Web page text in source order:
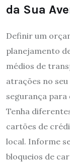
da Sua
Definir um
planejamento
médios de
atrações no
segurança para
Tenha
cartões de
local. Informe
bloqueios de